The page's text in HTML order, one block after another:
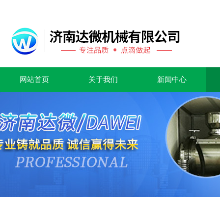
网站首页 关于我们 新闻中心